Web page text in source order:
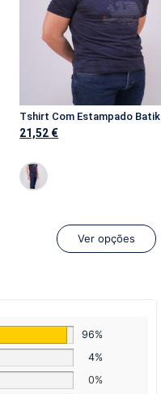
Tshirt Com Estampado Batik
21,52 €
Ver opções
96%
4%
0%